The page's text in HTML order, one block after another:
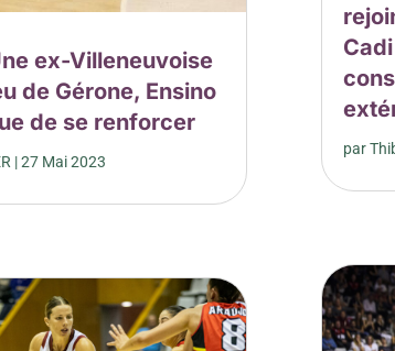
ex-Villeneuvoise
de Gérone, Ensino
de se renforcer
|27 Mai 2023
par